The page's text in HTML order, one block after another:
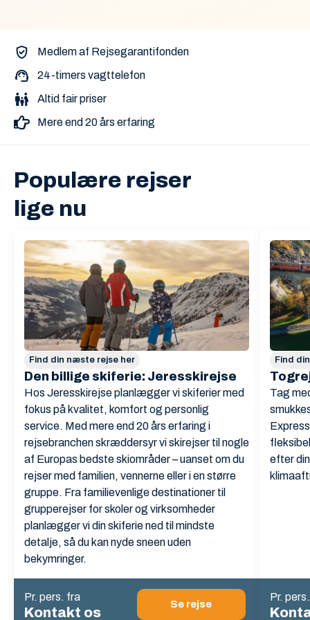
Medlem af Rejsegarantifonden
24-timers vagttelefon
Altid fair priser
Mere end 20 års erfaring
Populære rejser
lige nu
Find din næste rejse her
Den billige skiferie: Jeresskirejse
Hos Jeresskirejse planlægger vi skiferier med
fokus på kvalitet, komfort og personlig
service. Med mere end 20 års erfaring i
rejsebranchen skræddersyr vi skirejser til nogle
af Europas bedste skiområder – uanset om du
rejser med familien, vennerne eller i en større
gruppe. Fra familievenlige destinationer til
grupperejser for skoler og virksomheder
planlægger vi din skiferie ned til mindste
detalje, så du kan nyde sneen uden
bekymringer.
Pr. pers. fra
Kontakt os
Se rejse
Find
Tag
efter
Pr.